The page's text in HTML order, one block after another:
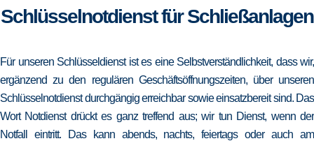
Schlüsselnotdienst für Schließanlagen
Für unseren Schlüsseldienst ist es eine Selbstverständlichkeit, dass wir,
ergänzend zu den regulären Geschäftsöffnungszeiten, über unseren
Schlüsselnotdienst durchgängig erreichbar sowie einsatzbereit sind. Das
Wort Notdienst drückt es ganz treffend aus; wir tun Dienst, wenn der
Notfall eintritt. Das kann abends, nachts, feiertags oder auch am